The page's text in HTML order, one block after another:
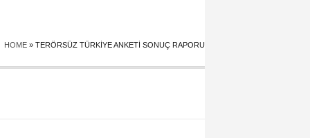
HOME » TERÖRSÜZ TÜRKIYE ANKETI SONUÇ RAPORU